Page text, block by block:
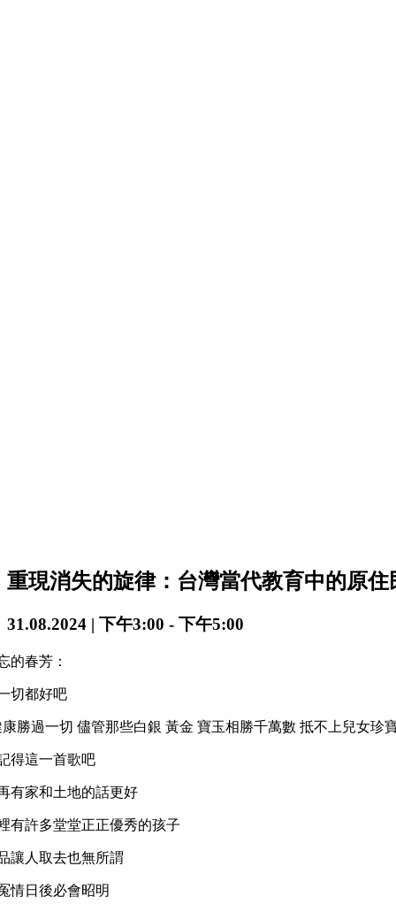
重現消失的旋律：台灣當代教育中的原住
31.08.2024 | 下午3:00 - 下午5:00
的春芳：
切都好吧
康勝過一切 儘管那些白銀 黃金 寶玉相勝千萬數 抵不上兒女珍
得這一首歌吧
有家和土地的話更好
有許多堂堂正正優秀的孩子
讓人取去也無所謂
情日後必會昭明